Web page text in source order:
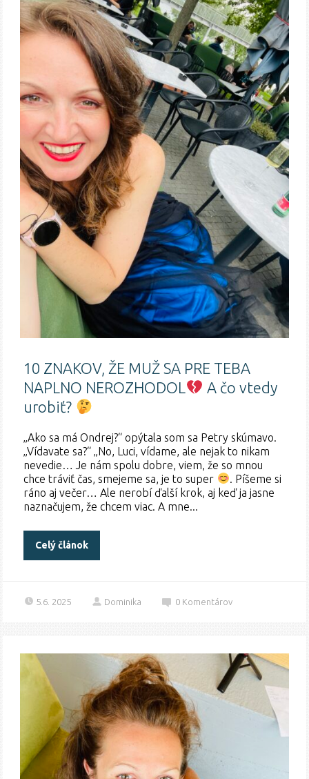
10 ZNAKOV, ŽE MUŽ SA PRE TEBA
NAPLNO NEROZHODOL
A čo vtedy
urobiť?
„Ako sa má Ondrej?“ opýtala som sa Petry skúmavo.
„Vídavate sa?“ „No, Luci, vídame, ale nejak to nikam
nevedie… Je nám spolu dobre, viem, že so mnou
chce tráviť čas, smejeme sa, je to super
. Píšeme si
ráno aj večer… Ale nerobí ďalší krok, aj keď ja jasne
naznačujem, že chcem viac. A mne...
Celý článok
5.6. 2025 Dominika 0 Komentárov